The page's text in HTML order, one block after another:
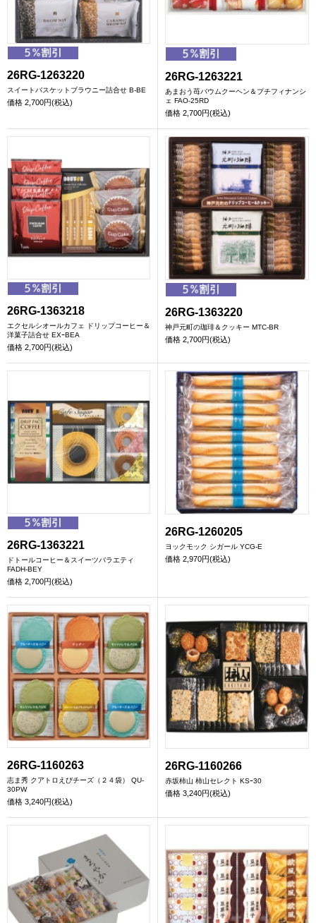
26RG-1263220
スイートバスケットブラウニー詰合せ B-BE
価格 2,700円(税込)
26RG-1263221
あまおう苺バウムクーヘン＆プチフィナンシ
ェ FAO-25RD
価格 2,700円(税込)
26RG-1363218
エクセルシオールカフェ ドリップコーヒー＆
洋菓子詰合せ EXｰBEA
価格 2,700円(税込)
26RG-1363220
神戸元町の珈琲＆クッキー MTC-BR
価格 2,700円(税込)
26RG-1363221
ドトールコーヒー＆スイーツバラエティ
FADH-BEY
価格 2,700円(税込)
26RG-1260205
ヨックモック シガール YCG-E
価格 2,970円(税込)
26RG-1160263
志ま秀 クアトロえびチーズ（２４袋） QU-
30PW
価格 3,240円(税込)
26RG-1160266
赤坂柿山 柿山セレクト KSｰ30
価格 3,240円(税込)